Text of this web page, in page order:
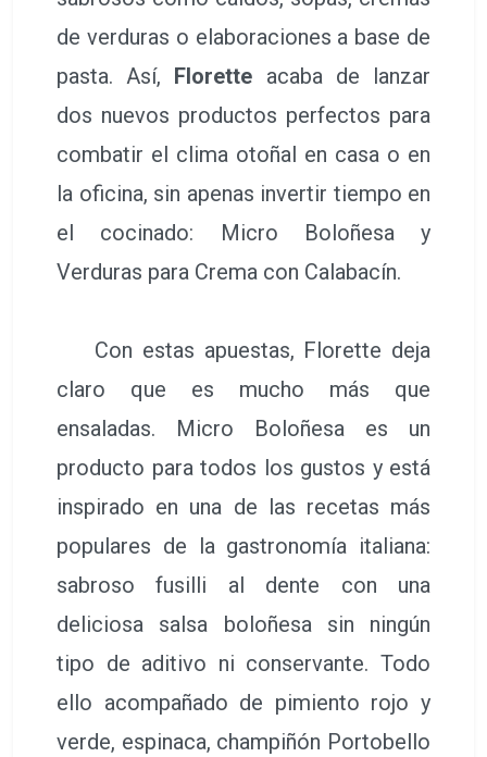
de verduras o elaboraciones a base de
pasta. Así, Florette acaba de lanzar
dos nuevos productos perfectos para
combatir el clima otoñal en casa o en
la oficina, sin apenas invertir tiempo en
el cocinado: Micro Boloñesa y
Verduras para Crema con Calabacín.
Con estas apuestas, Florette deja
claro que es mucho más que
ensaladas. Micro Boloñesa es un
producto para todos los gustos y está
inspirado en una de las recetas más
populares de la gastronomía italiana:
sabroso fusilli al dente con una
deliciosa salsa boloñesa sin ningún
tipo de aditivo ni conservante. Todo
ello acompañado de pimiento rojo y
verde, espinaca, champiñón Portobello